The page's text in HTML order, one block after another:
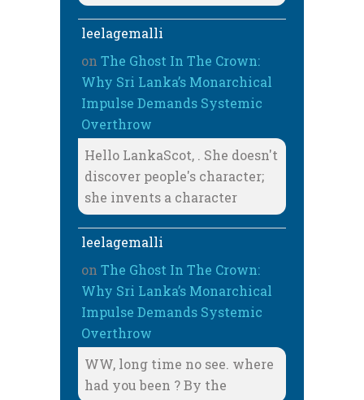
leelagemalli
on The Ghost In The Crown:
Why Sri Lanka’s Monarchical
Impulse Demands Systemic
Overthrow
Hello LankaScot, . She doesn't
discover people's character;
she invents a character
leelagemalli
on The Ghost In The Crown:
Why Sri Lanka’s Monarchical
Impulse Demands Systemic
Overthrow
WW, long time no see. where
had you been ? By the